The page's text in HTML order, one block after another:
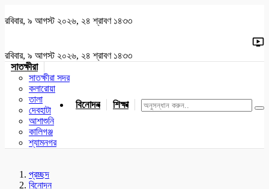
রবিবার, ৯ আগস্ট ২০২৬, ২৪ শ্রাবণ ১৪৩৩
রবিবার, ৯ আগস্ট ২০২৬, ২৪ শ্রাবণ ১৪৩৩
সাতক্ষীরা
সাতক্ষীরা সদর
কলারোয়া
তালা
দেবহাটা
আশাশুনি
কালিগঞ্জ
শ্যামনগর
বিনোদন শিক্ষা খেলাধুলা জাতীয় যশোর
প্রচ্ছদ
বিনোদন